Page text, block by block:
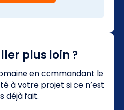
plus loin ?
en commandant le
à votre projet si ce n’est
déjà fait.